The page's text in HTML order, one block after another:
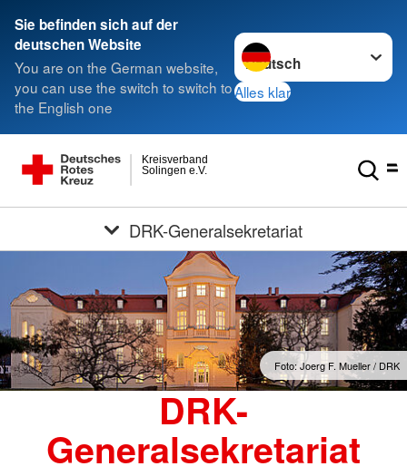
Sie befinden sich auf der
deutschen Website
You are on the German website,
you can use the switch to switch to
the English one
Sprache wechseln zu
Alles klar
Solingen e.V.
Kreisverband
DRK-Generalsekretariat
Foto: Joerg F. Mueller / DRK
DRK-
Generalsekretariat